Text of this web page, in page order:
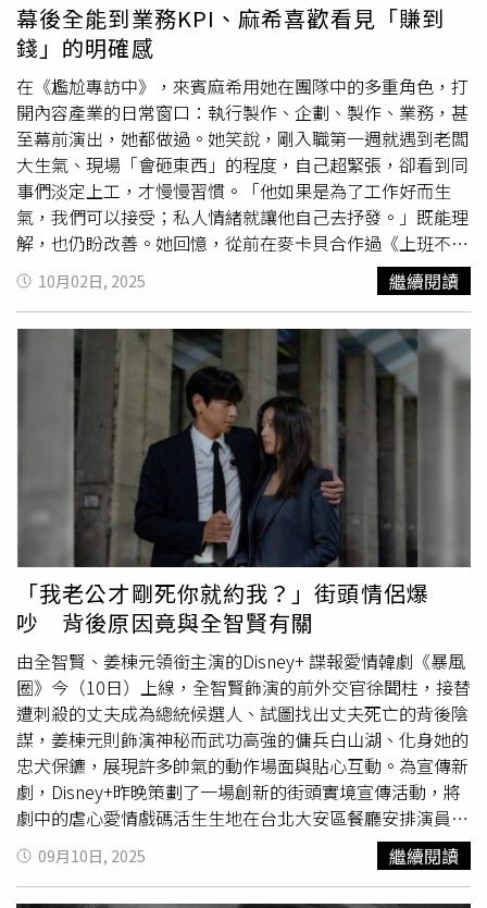
幕後全能到業務KPI、麻希喜歡看見「賺到
錢」的明確感
在《尷尬專訪中》，來賓麻希用她在團隊中的多重角色，打
開內容產業的日常窗口：執行製作、企劃、製作、業務，甚
至幕前演出，她都做過。她笑說，剛入職第一週就遇到老闆
大生氣、現場「會砸東西」的程度，自己超緊張，卻看到同
事們淡定上工，才慢慢習慣。「他如果是為了工作好而生
氣，我們可以接受；私人情緒就讓他自己去抒發。」既能理
解，也仍盼改善。她回憶，從前在麥卡貝合作過《上班不要
看》，因拍《電玩包包》留下印象。裸辭後，被找去幫忙拍
攝、當小助理，有天湯瑪士請她幫忙買新辦公室家具，回來
就說「下週來上班」，她本人也嚇到。因與大黑為情侶關
係，團隊早期有所顧慮，湯瑪、關關用「讓大家習慣她的存
在」的方法，最後才正式加入。她說，公司很尊重每個人的
想法，面試時也會廣納同事意見，「顧慮正常，畢竟情侶吵
或分手都會影響工作。」她形容自己「同時並行很多職
務」，到後來也曾向老闆喊累。從湯瑪士助理做起，進到製
作與企劃，曾與大黑、蔡哥組成小組，幫蔡哥一週內執行想
法；其中最有成就感的則是業務，因為「KPI很明確，能看
到自己替公司賺進多少。」品質與流量：能掌握的是品質，
流量交給觀眾她堅持品質優先：就算哪天頻道不做了，回看
作品也不想有「那時候在幹嘛」的遺憾。跟風不是不行，但
要用自己的方式呈現；像「夾娃娃機」流行時，他們用夾子
車去夾，創造差異。她也分享做「福委會信箱」時的觀看數
公式：把內容做成「穩定觀看」區間，方便賣出較低單價商
案，「我甚至會怕『太多人看』，那就不能賣便宜了。」她
坦言對自我外在與表現沒有那麼有自信：若全力經營個人形
象，被兩三則負評就會很受傷。幕後的好壞比較明確、壓力
較可控；因此寧願把幕前當副業。即便如此，她也規劃
YouTube走「跑店的陪伴型影片」，IG則籌備「台語短
劇」，用舒服的節奏持續更新。麻希IG：
https://www.instagram.com/makihagami/
10月02日, 2025 繼續閱讀
「我老公才剛死你就約我？」街頭情侶爆
吵 背後原因竟與全智賢有關
由全智賢、姜棟元領銜主演的Disney+ 諜報愛情韓劇《暴風
圈》今（10日）上線，全智賢飾演的前外交官徐聞柱，接替
遭刺殺的丈夫成為總統候選人、試圖找出丈夫死亡的背後陰
謀，姜棟元則飾演神秘而武功高強的傭兵白山湖、化身她的
忠犬保鑣，展現許多帥氣的動作場面與貼心互動。為宣傳新
劇，Disney+昨晚策劃了一場創新的街頭實境宣傳活動，將
劇中的虐心愛情戲碼活生生地在台北大安區餐廳安排演員當
街上演，讓路人瘋猜是否是真實
，並在Threads上
瘋傳。影片中，一名女子哭喊「我老公剛死你就要約我，你
09月10日, 2025 繼續閱讀